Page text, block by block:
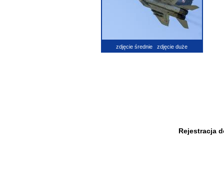
zdjęcie średnie zdjęcie duże
Rejestracja